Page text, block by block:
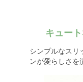
キュー
シンプルなスリ
ンが愛らしさを